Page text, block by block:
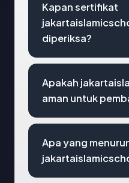
Kapan sertifikat
diperiksa?
Apakah
aman untuk
Apa yang